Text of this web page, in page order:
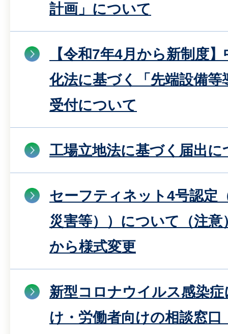
計画」について
【令和7年4月から新制度
化法に基づく「先端設備等
受付について
工場立地法に基づく届出に
セーフティネット4号認定
災害等））について（注
から様式変更
新型コロナウイルス感染
け・労働者向けの相談窓